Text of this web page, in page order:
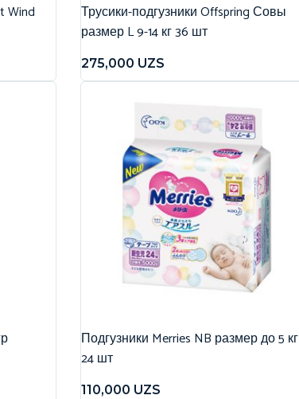
Wind
Трусики-подгузники Offspring Совы
размер L 9-14 кг 36 шт
275,000 UZS
Подгузники Merries NB размер до 5 кг
24 шт
110,000 UZS